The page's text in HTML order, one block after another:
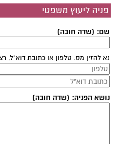
פניה ליעוץ משפטי
שם: (שדה חובה)
נא להזין מס. טלפון או כתובת דוא"ל,
נושא הפניה: (שדה חובה)